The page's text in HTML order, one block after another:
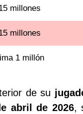
millones
millones
1 millón
de su
abril de 2026,